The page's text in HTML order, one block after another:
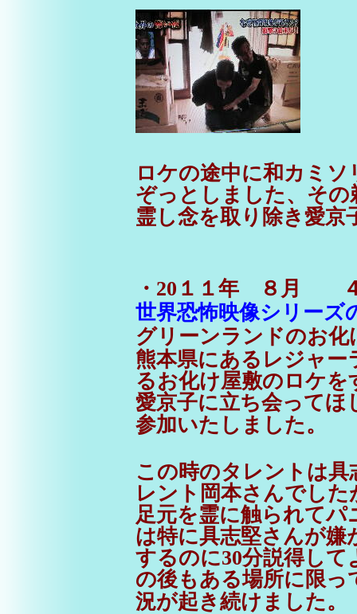
ロケの途中に和カミ
ぞっとしました、その
霊し念を取り除き愛京
・20１１年 ８月
世界恐怖映像シリーズ
グリーンランドのお化
熊本県にあるレジャ
るお化け屋敷のロケを
愛京子に立ち会ってほ
参加いたしました。
この時のタレントは
レント岡本さんでした
足元を霊に触られて
は特に具志堅さんが嫌
するのに30分説得し
の後もある場所に限っ
況が起き続けました。